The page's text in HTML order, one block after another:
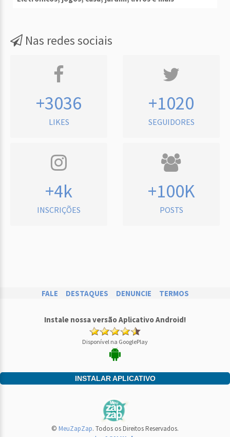
Nas redes sociais
+3036
LIKES
+1020
SEGUIDORES
+4k
INSCRIÇÕES
+100K
POSTS
FALE DESTAQUES DENUNCIE TERMOS
Instale nossa versão Aplicativo Android!
Disponível na GooglePlay
INSTALAR APLICATIVO
© MeuZapZap. Todos os Direitos Reservados.